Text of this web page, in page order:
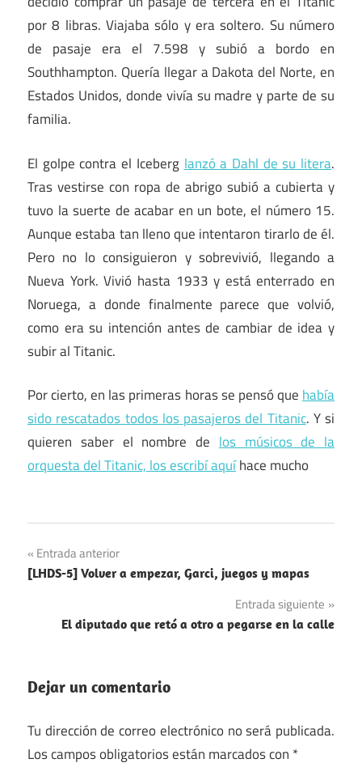
por 8 libras. Viajaba sólo y era soltero. Su número
de pasaje era el 7.598 y subió a bordo en
Southhampton. Quería llegar a Dakota del Norte, en
Estados Unidos, donde vivía su madre y parte de su
familia.
El golpe contra el Iceberg lanzó a Dahl de su litera.
Tras vestirse con ropa de abrigo subió a cubierta y
tuvo la suerte de acabar en un bote, el número 15.
Aunque estaba tan lleno que intentaron tirarlo de él.
Pero no lo consiguieron y sobrevivió, llegando a
Nueva York. Vivió hasta 1933 y está enterrado en
Noruega, a donde finalmente parece que volvió,
como era su intención antes de cambiar de idea y
subir al Titanic.
Por cierto, en las primeras horas se pensó quehabía
sido rescatados todos los pasajeros del Titanic. Y si
quieren saber el nombre delos músicos de la
orquesta del Titanic, los escribí aquíhace mucho
Matemáticas
Navegación
de
entradas
Entrada anterior
[LHDS-5] Volver a empezar, Garci, juegos y mapas
Entrada siguiente
El diputado que retó a otro a pegarse en la calle
Dejar un comentario
Tu dirección de correo electrónico no será publicada.
Los campos obligatorios están marcados con *